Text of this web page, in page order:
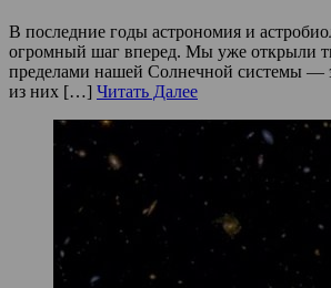
В последние годы астрономия и
огромный шаг вперед. Мы уже открыли
пределами нашей Солнечной системы —
из них […] Читать Далее